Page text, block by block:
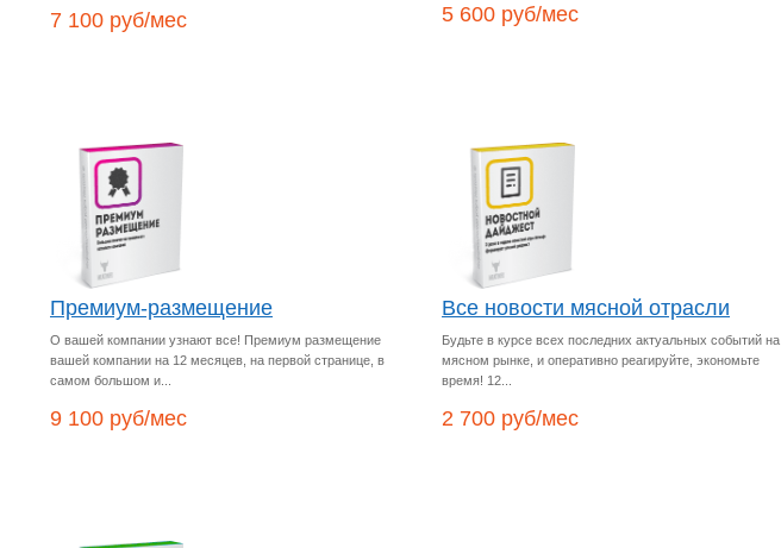
7 100 руб/мес 5 600 руб/мес
Премиум-размещение
О вашей компании узнают все! Премиум размещение
вашей компании на 12 месяцев, на первой странице, в
самом большом и...
9 100 руб/мес
Все новости мясной отрасли
Будьте в курсе всех последних актуальных событий на
мясном рынке, и оперативно реагируйте, экономьте
время! 12...
2 700 руб/мес